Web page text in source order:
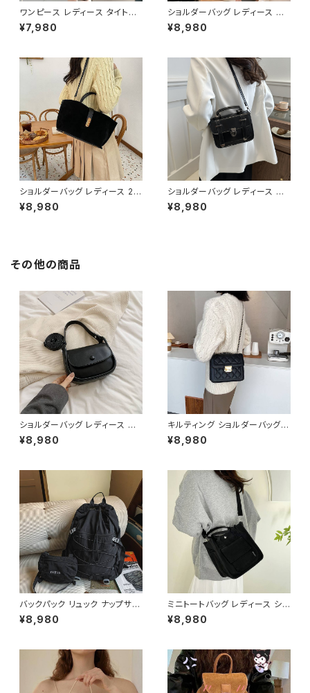
ワンピース レディース タイトワ
ンピース タイトドレス ミモレ丈
レースワンピース シースルー 長
レス パーティードレス 結婚式
二次会 お呼ばれ 韓国ファッショ
ン 韓国風 フェミニン エレガント
きれいめ 地雷系 量産型 着痩せ
細見え 春 秋 冬 ブラック 黒 S
M L XL 20代 30代 40代 C-O
SS0260
¥7,980
ショルダーバッグ レディース ミ
ニバッグ 2WAYバッグ フリンジ
デザインバッグ 韓国風バッグ お
¥8,980
ショルダーバッグ レディース 2W
AYバッグ ハンドバッグ スエード
風バッグ 大人カジュアルバッグ
¥8,980
ショルダーバッグ レディース ミ
ニバッグ 2WAYバッグ ハンドバ
ッグ 斜めがけバッグ レトロバッ
¥8,980
その他の商品
ショルダーバッグ レディース ミ
ニバッグ ハンドバッグ 2WAYバ
ッグ コンパクトバッグ カジュア
ルバー ピンク ホワイト K-B02
99
¥8,980
キルティング ショルダーバッグ
レディース チェーンバッグ ミニ
バッグ 斜めがけバッグ ワンショ
パクトバッグ 小さめバッグ 韓国
風バッグ 大人可愛い 上品 きれ
いめ カジュアル 通勤 通学 デー
ト 人気バッグ ブラック ホワイト
K-B0288
¥8,980
バックパック リュック ナップサッ
ク 巾着リュック レディース メン
ズ 男女兼用 軽量 ナイロン 大容
ァッション 無地 5色展開 ブラッ
ク ブルー オレンジ グリーン ホ
ワイト ワンサイズ K-B0263
¥8,980
ミニトートバッグ レディース ショ
ルダーバッグ キャンバスバッグ 2
WAYバッグ カジュアルバッグ 韓
¥8,980